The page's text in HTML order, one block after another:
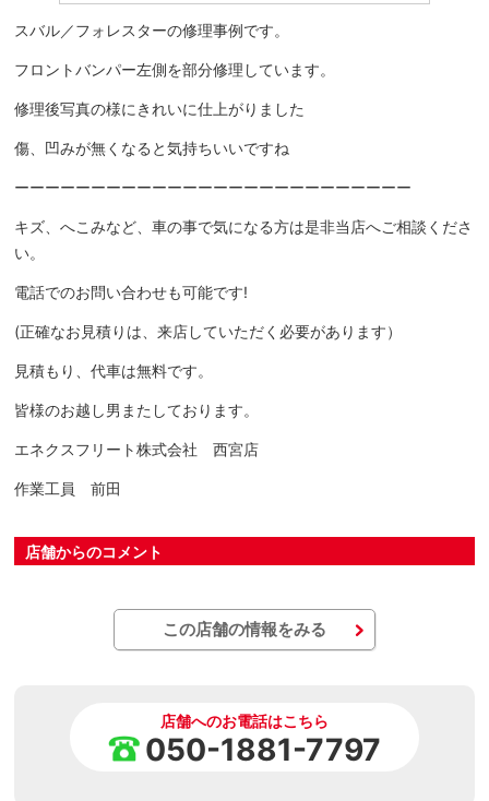
スバル／フォレスターの修理事例です。
フロントバンパー左側を部分修理しています。
修理後写真の様にきれいに仕上がりました
傷、凹みが無くなると気持ちいいですね
ーーーーーーーーーーーーーーーーーーーーーーーーーー
キズ、へこみなど、車の事で気になる方は是非当店へご相談くださ
い。
電話でのお問い合わせも可能です!
(正確なお見積りは、来店していただく必要があります）
見積もり、代車は無料です。
皆様のお越し男またしております。
エネクスフリート株式会社 西宮店
作業工員 前田
店舗からのコメント
この店舗の情報をみる
店舗へのお電話はこちら
050-1881-7797